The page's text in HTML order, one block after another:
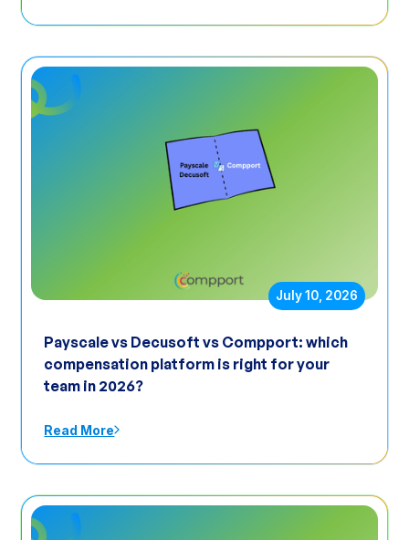
July 10, 2026
Payscale vs Decusoft vs Compport: which
compensation platform is right for your
team in 2026?
Read More